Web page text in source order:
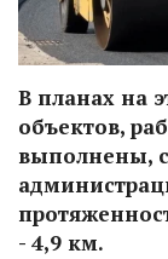
В планах на
объектов,
выполнены,
- 4,9 км.